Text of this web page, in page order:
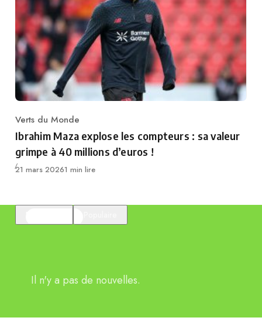
Category
Verts du Monde
Ibrahim Maza explose les compteurs : sa valeur
grimpe à 40 millions d’euros !
Publié
21 mars 20261 min lire
Il n'y a pas de nouvelles.